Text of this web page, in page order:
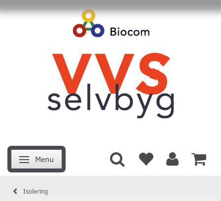
Skifte navigation
Menu
Isolering